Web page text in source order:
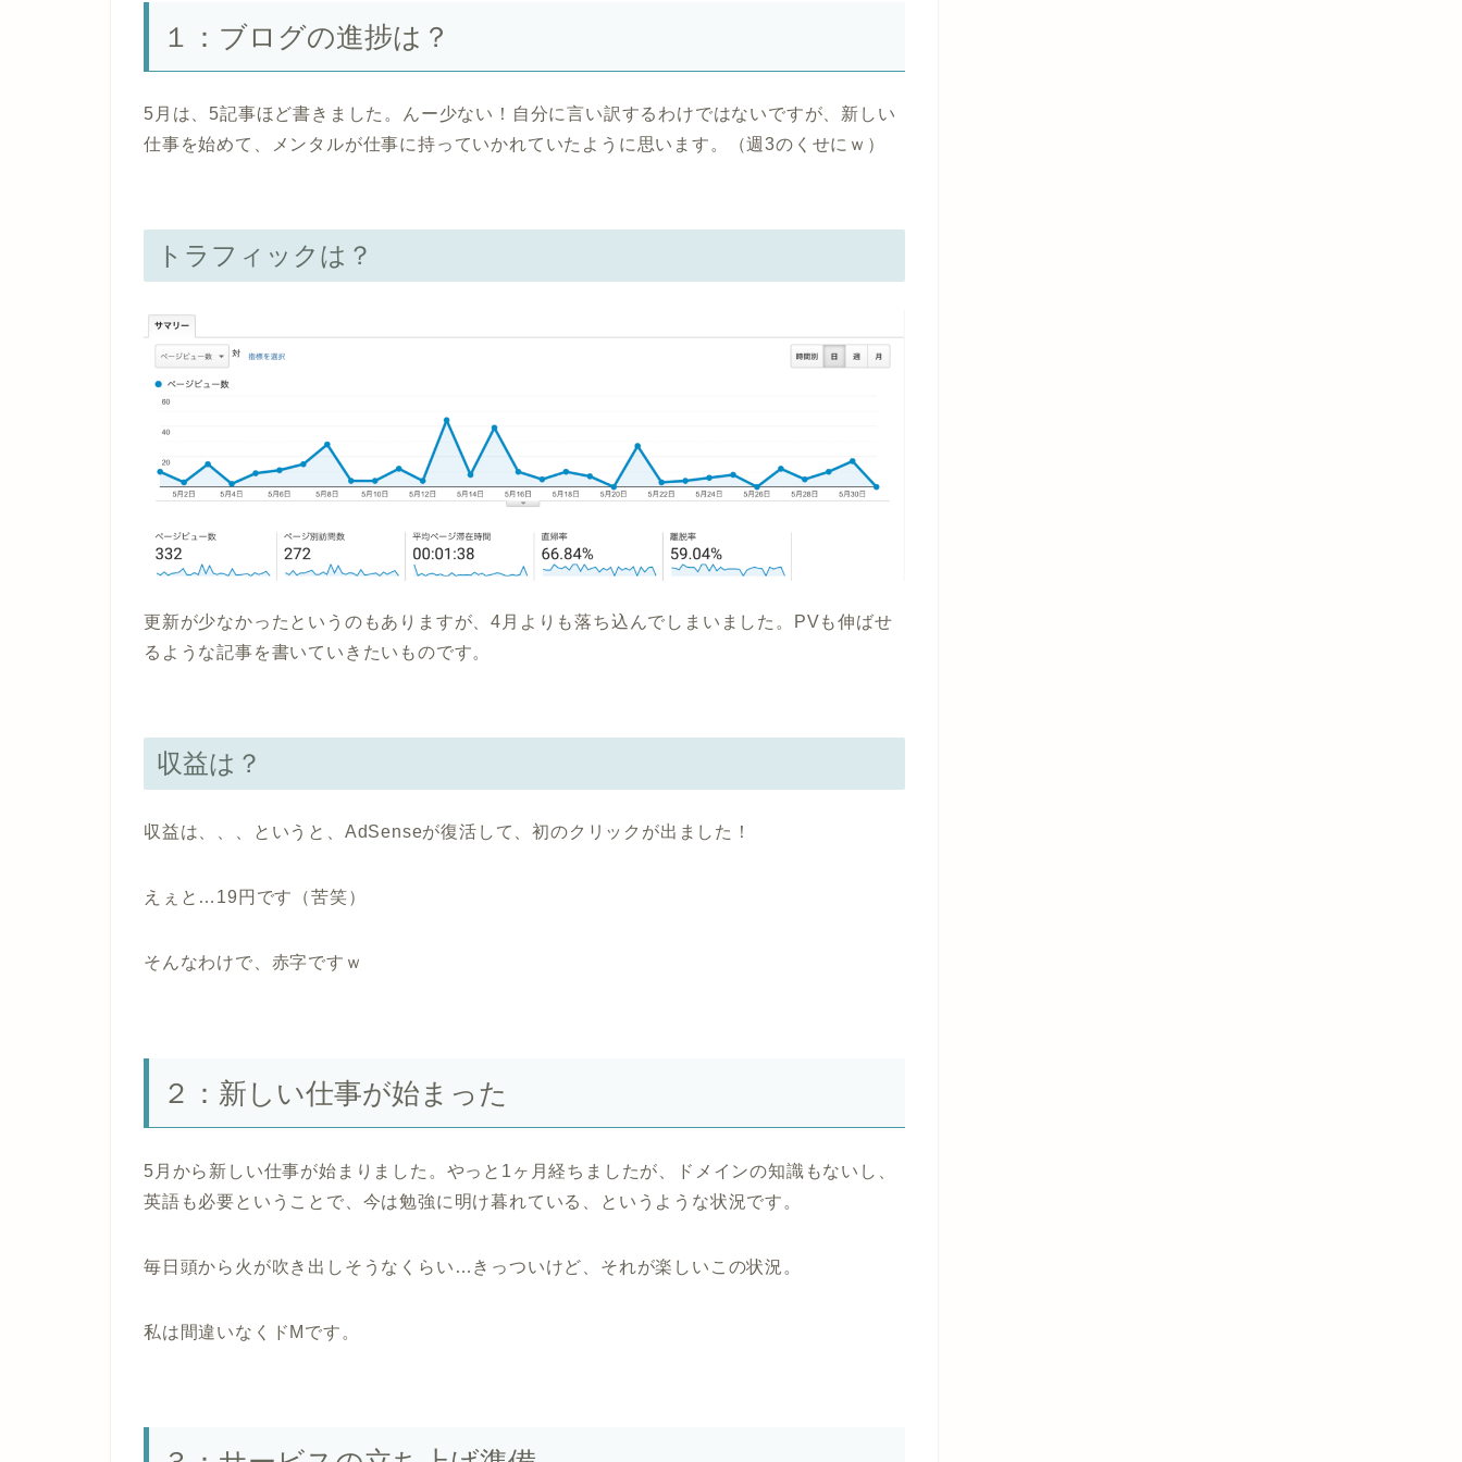
１：ブログの進捗は？
5月は、5記事ほど書きました。んー少ない！自分に言い訳するわけではないですが、新しい
仕事を始めて、メンタルが仕事に持っていかれていたように思います。（週3のくせにｗ）
トラフィックは？
更新が少なかったというのもありますが、4月よりも落ち込んでしまいました。PVも伸ばせ
るような記事を書いていきたいものです。
収益は？
収益は、、、というと、AdSenseが復活して、初のクリックが出ました！
えぇと… 19円 です（苦笑）
そんなわけで、赤字ですｗ
２：新しい仕事が始まった
5月から新しい仕事が始まりました。やっと1ヶ月経ちましたが、ドメインの知識もないし、
英語も必要ということで、今は勉強に明け暮れている、というような状況です。
毎日頭から火が吹き出しそうなくらい…きっついけど、それが楽しいこの状況。
私は間違いなくドMです。